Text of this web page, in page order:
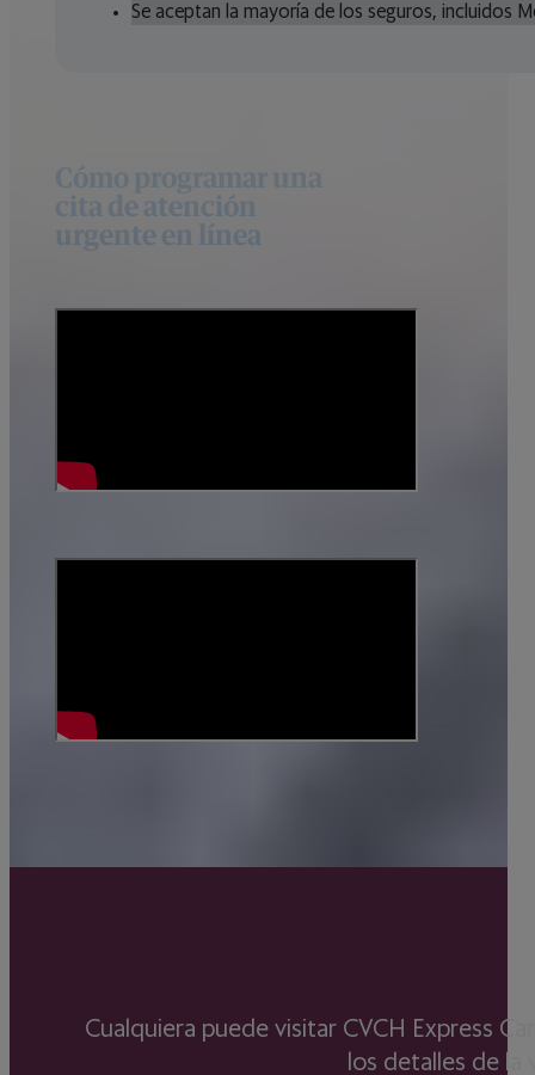
Se aceptan la mayoría de los seguros, incluidos
Cómo programar una
cita de atención
urgente en línea
Cualquiera puede visitar CVCH Express
los detalles de la